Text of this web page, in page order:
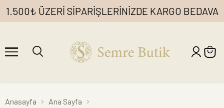
1.500₺ ÜZERİ SİPARİŞLERİNİZDE KARGO BEDAVA
Anasayfa
Ana Sayfa